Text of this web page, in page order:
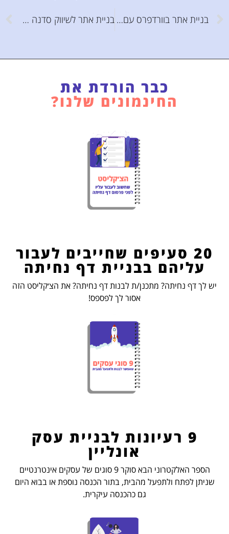
בניית אתר בוורדפרס עם תבנית Wipi – הדרכה מלאה בניית אתר לשיווק סדנה ומכירת כרטיסים – הדרכה מלאה
כבר הורדת את
החינמונים שלנו?
20 סעיפים שחייבים לעבור
עליהם בבניית דף נחיתה
יש לך דף נחיתה? מתכנן/ת לבנות דף נחיתה? את הצ׳קליסט הזה
אסור לך לפספס!
9 רעיונות לבניית עסק
אונליין
הספר האלקטרוני הבא סוקר 9 סוגים של עסקים אינטרנטיים
שניתן לפתח ולתפעל מהבית, בתור הכנסה נוספת או בבוא היום
גם כהכנסה עיקרית.